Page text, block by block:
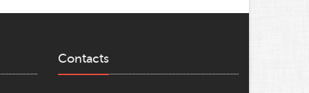
Contacts